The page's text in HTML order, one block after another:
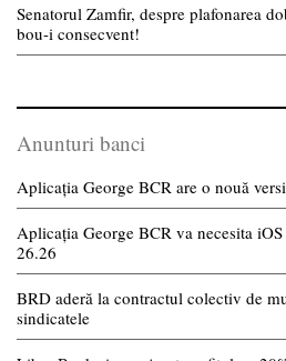
Senatorul Zamfir, despre plafonarea
bou-i consecvent!
Anunturi banci
Aplicația George BCR are o nouă
Aplicația George BCR va necesita
26.26
BRD aderă la contractul colectiv de
sindicatele